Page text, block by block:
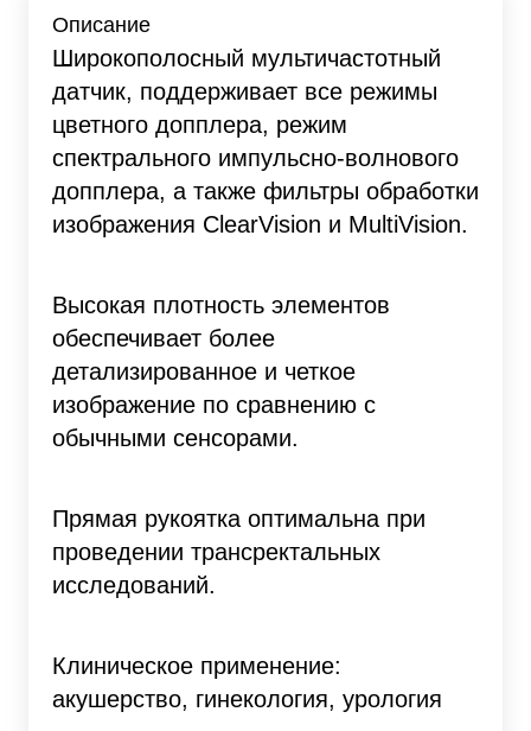
Описание
Широкополосный мультичастотный
датчик, поддерживает все режимы
цветного допплера, режим
спектрального импульсно-волнового
допплера, а также фильтры обработки
изображения ClearVision и MultiVision.
Высокая плотность элементов
обеспечивает более
детализированное и четкое
изображение по сравнению с
обычными сенсорами.
Прямая рукоятка оптимальна при
проведении трансректальных
исследований.
Клиническое применение:
акушерство, гинекология, урология